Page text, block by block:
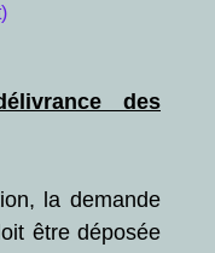
des
la demande
être déposée